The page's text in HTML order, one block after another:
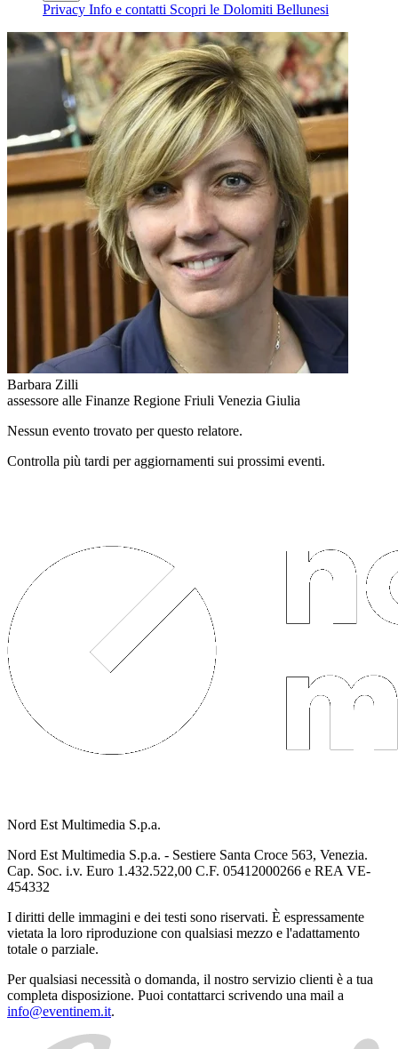
Privacy Info e contatti Scopri le Dolomiti Bellunesi
Barbara Zilli
assessore alle Finanze Regione Friuli Venezia Giulia
Nessun evento trovato per questo relatore.
Controlla più tardi per aggiornamenti sui prossimi eventi.
Nord Est Multimedia S.p.a.
Nord Est Multimedia S.p.a. - Sestiere Santa Croce 563, Venezia.
Cap. Soc. i.v. Euro 1.432.522,00 C.F. 05412000266 e REA VE-
454332
I diritti delle immagini e dei testi sono riservati. È espressamente
vietata la loro riproduzione con qualsiasi mezzo e l'adattamento
totale o parziale.
Per qualsiasi necessità o domanda, il nostro servizio clienti è a tua
completa disposizione. Puoi contattarci scrivendo una mail a
info@eventinem.it.